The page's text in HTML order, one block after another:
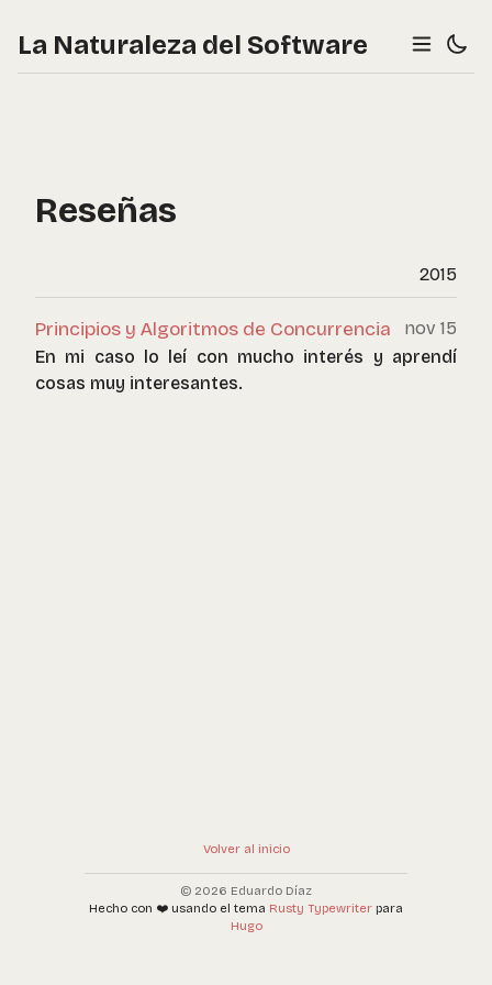
La Naturaleza del Software
Reseñas
2015
Principios y Algoritmos de Concurrencia
nov 15
En mi caso lo leí con mucho interés y aprendí
cosas muy interesantes.
Volver al inicio
© 2026 Eduardo Díaz
Hecho con ❤️ usando el tema Rusty Typewriter para
Hugo